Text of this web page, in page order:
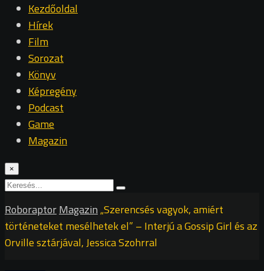
Kezdőoldal
Hírek
Film
Sorozat
Könyv
Képregény
Podcast
Game
Magazin
×
RoboraptorMagazin„Szerencsés vagyok, amiért
történeteket mesélhetek el” – Interjú a Gossip Girl és az
Orville sztárjával, Jessica Szohrral